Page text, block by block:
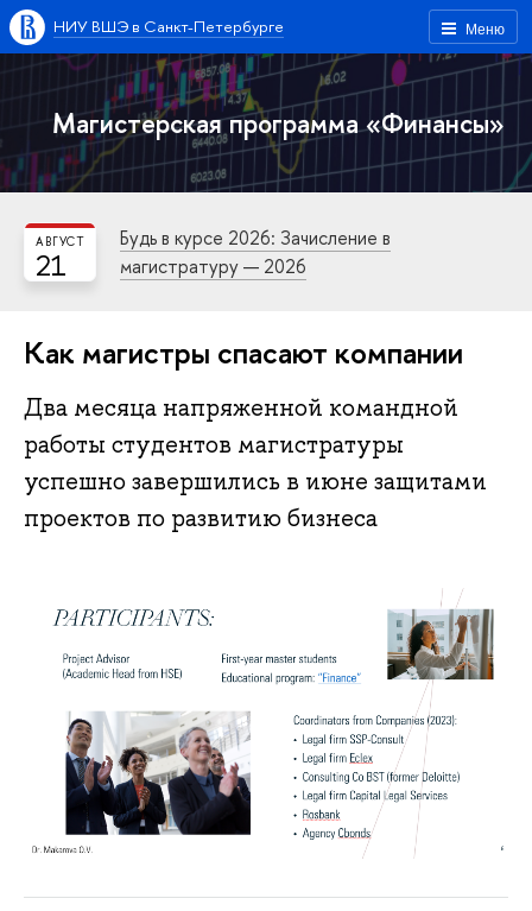
Меню
НИУ ВШЭ в Санкт-Петербурге
Магистерская программа «Финансы»
21
АВГУСТ
Будь в курсе 2026: Зачисление в
магистратуру — 2026
Как магистры спасают компании
Два месяца напряженной командной
работы студентов магистратуры
успешно завершились в июне защитами
проектов по развитию бизнеса